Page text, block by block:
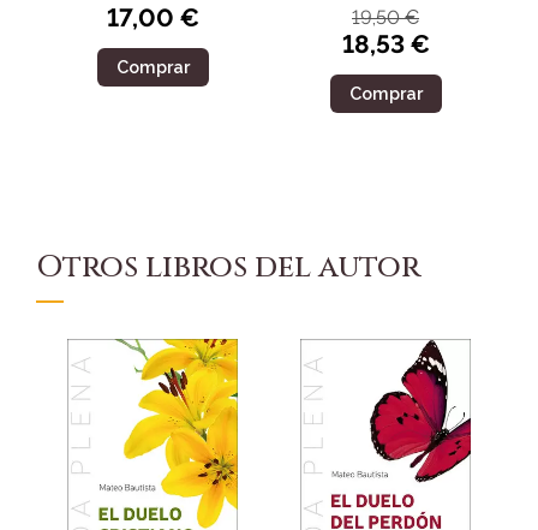
17,00 €
Comprar
19,50 €
18,53 €
Comprar
Otros libros del autor